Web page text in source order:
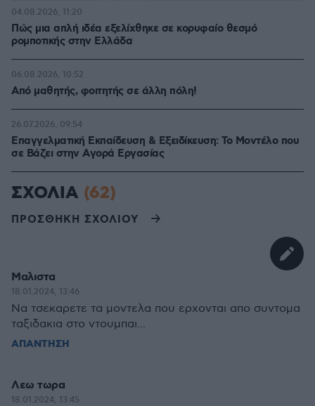
Πώς μια απλή ιδέα εξελίχθηκε σε κορυφαίο θεσμό
ρομποτικής στην Ελλάδα
04.08.2026, 11:20
Από μαθητής, φοιτητής σε άλλη πόλη!
06.08.2026, 10:52
Επαγγελματική Εκπαίδευση & Εξειδίκευση: Το Mοντέλο που
σε Bάζει στην Aγορά Eργασίας
26.07.2026, 09:54
ΣΧΟΛΙΑ (62)
ΠΡΟΣΘΗΚΗ ΣΧΟΛΙΟΥ
Μαλιστα
18.01.2024, 13:46
Να τσεκαρετε τα μοντελα που ερχονται απο συντομα
ταξιδακια στο ντουμπαι...
ΑΠΑΝΤΗΣΗ
Λεω τωρα
18.01.2024, 13:45